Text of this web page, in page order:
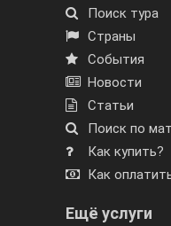
Поиск тура
Страны
События
Новости
Статьи
Поиск по
Как купить?
Как
Ещё услуги